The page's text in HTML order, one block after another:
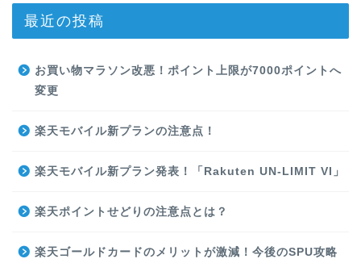
最近の投稿
お買い物マラソン改悪！ポイント上限が7000ポイントへ
変更
楽天モバイル新プランの注意点！
楽天モバイル新プラン発表！「Rakuten UN-LIMIT VI」
楽天ポイントせどりの注意点とは？
楽天ゴールドカードのメリットが激減！今後のSPU攻略